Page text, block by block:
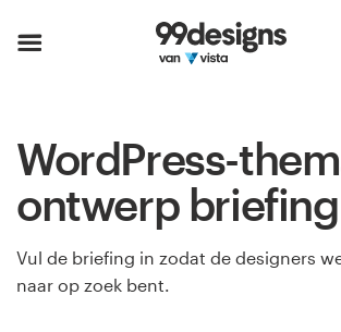
WordPress-
ontwerp briefing
Vul de briefing in zodat de designers
naar op zoek bent.
Hoe het werkt
Vind een designer
Inspiratie